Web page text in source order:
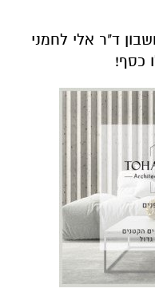
ד"ר אלי לחמני
כסף!
לא מי
שיש לו חברה בע"מ, לא מי
לסכום אחר, לא מי
וכנראה כל מי שאין לו
מי שכבר יקבל- יהנה מעד 7000 שקל בחודש -
7000 שקל. כלומר הרוב יקבלו בין